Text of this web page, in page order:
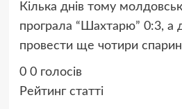
Кілька днів тому
програла “Шахтарю” 0:3, а
провести ще чотири
0 0 голосів
Рейтинг статті